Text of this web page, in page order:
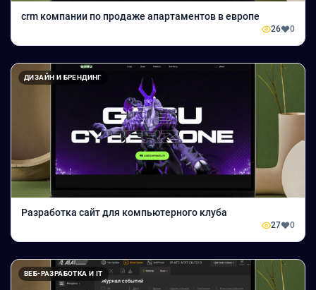
crm компании по продаже апартаментов в европе
26 0
ДИЗАЙН И БРЕНДИНГ
Разработка сайт для компьютерного клуба
27 0
ВЕБ-РАЗРАБОТКА И IT